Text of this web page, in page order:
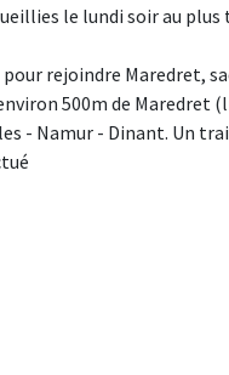
le lundi soir au plus
rejoindre Maredret,
500m de Maredret
- Namur - Dinant. Un